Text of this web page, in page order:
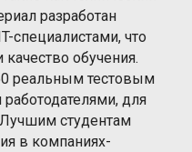
разработан
что
качество обучения.
реальным тестовым
для
студентам
в компаниях-